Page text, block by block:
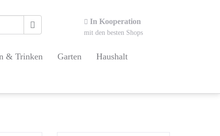
In Kooperation
mit den besten Shops
& Trinken Garten Haushalt